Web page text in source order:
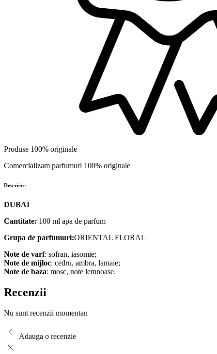
Produse 100% originale
Comercializam parfumuri 100% originale
Descriere
DUBAI
Cantitate: 100 ml apa de parfum
Grupa de parfumuri:ORIENTAL FLORAL
Note de varf: sofran, iasomie;
Note de mijloc: cedru, ambra, lamaie;
Note de baza: mosc, note lemnoase.
Recenzii
Nu sunt recenzii momentan
Adauga o recenzie